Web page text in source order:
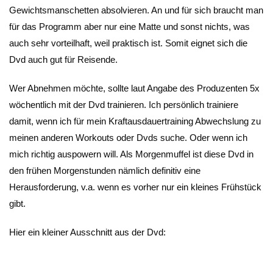
Gewichtsmanschetten absolvieren. An und für sich braucht man
für das Programm aber nur eine Matte und sonst nichts, was
auch sehr vorteilhaft, weil praktisch ist. Somit eignet sich die
Dvd auch gut für Reisende.
Wer Abnehmen möchte, sollte laut Angabe des Produzenten 5x
wöchentlich mit der Dvd trainieren. Ich persönlich trainiere
damit, wenn ich für mein Kraftausdauertraining Abwechslung zu
meinen anderen Workouts oder Dvds suche. Oder wenn ich
mich richtig auspowern will. Als Morgenmuffel ist diese Dvd in
den frühen Morgenstunden nämlich definitiv eine
Herausforderung, v.a. wenn es vorher nur ein kleines Frühstück
gibt.
Hier ein kleiner Ausschnitt aus der Dvd: